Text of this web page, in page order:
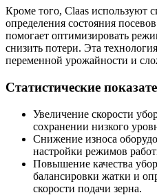
Кроме того, Claas используют
определения состояния
помогает оптимизировать
снизить потери. Эта
переменной урожайности и
Статистические
Увеличение скорости
сохранении низкого
Снижение износа
настройки режимов
Повышение качества
балансировки жатки и
скорости подачи зерна.